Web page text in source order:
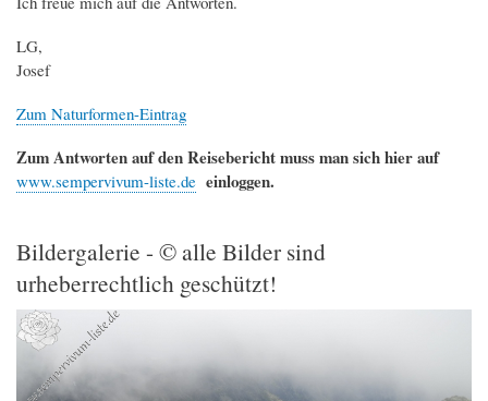
LG,
Josef
Zum Naturformen-Eintrag
Zum Antworten auf den Reisebericht muss man sich hier auf
www.sempervivum-liste.de einloggen.
Bildergalerie - © alle Bilder sind
urheberrechtlich geschützt!